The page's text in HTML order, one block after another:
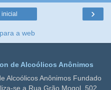
›
inicial
a web
de Alcoólicos Anônimos
Alcoólicos Anônimos Fundado
se a Rua Grão Mogol, 502,